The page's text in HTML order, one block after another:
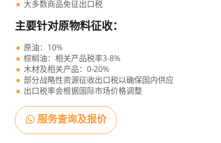
大多数商品免征出口税
主要针对原物料征收：
原油：10%
棕榈油：相关产品税率3-8%
木材及相关产品：0-20%
部分战略性资源征收出口税以确保国内供应
出口税率会根据国际市场价格调整
服务查询及报价